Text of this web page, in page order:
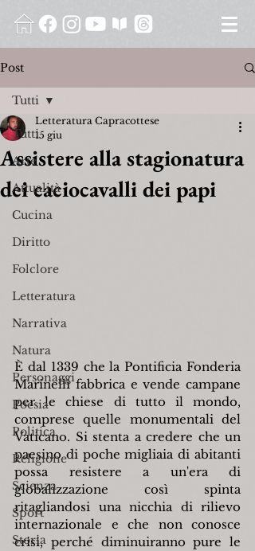
Post
Tutti
Arte
Attualità
Cucina
Diritto
Folclore
Letteratura
Narrativa
Natura
Personaggi
Poesia
Politica
Religione
Scienza
Sport
Storia
Tutti
Assistere alla stagionatura
dei caciocavalli dei papi
Letteratura Capracottese
15 giu
È dal 1339 che la Pontificia Fonderia
Marinelli fabbrica e vende campane
per le chiese di tutto il mondo,
comprese quelle monumentali del
Vaticano. Si stenta a credere che un
paesino di poche migliaia di abitanti
possa resistere a un'era di
globalizzazione così spinta
ritagliandosi una nicchia di rilievo
internazionale e che non conosce
crisi, perché diminuiranno pure le